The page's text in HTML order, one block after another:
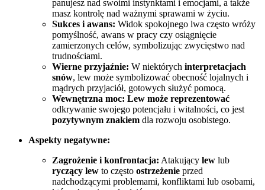
panujesz nad swoimi instynktami i emocjami, a także
masz kontrolę nad ważnymi sprawami w życiu.
Sukces i awans: Widok spokojnego lwa często wróży
pomyślność, awans w pracy czy osiągnięcie
zamierzonych celów, symbolizując zwycięstwo nad
trudnościami.
Wierne przyjaźnie: W niektórych interpretacjach
snów, lew może symbolizować obecność lojalnych i
mądrych przyjaciół, gotowych służyć pomocą.
Wewnętrzna moc: Lew może reprezentować
odkrywanie swojego potencjału i witalności, co jest
pozytywnym znakiem dla rozwoju osobistego.
Aspekty negatywne:
Zagrożenie i konfrontacja: Atakujący lew lub
ryczący lew to często ostrzeżenie przed
nadchodzącymi problemami, konfliktami lub osobami,